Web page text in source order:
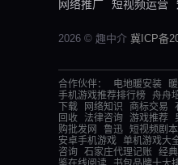
网络推广 短视频运营
2026 © 趣中介 冀ICP备
合作伙伴： 电地暖安装
手机游戏推荐排行榜 舟舟
下载
网络知识 商标交易
回收
法律咨询 游戏推荐
购批发网
鲁迅 短视频剧本
安卓手机游戏 单机游戏大
咨询 石家庄代理记账 经